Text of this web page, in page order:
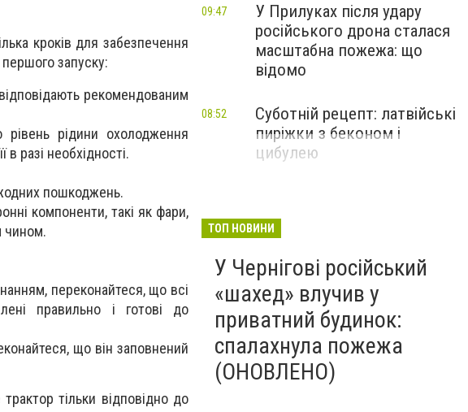
кроків для забезпечення
запуску:
рекомендованим
рівень рідини охолодження
разі необхідності.
пошкоджень.
компоненти, такі як фари,
чином.
переконайтеся, що всі
правильно і готові до
що він заповнений
тільки відповідно до
У Прилуках після удару
російського дрона сталася
масштабна пожежа: що
відомо
09:47
Суботній рецепт: латвійські
пиріжки з беконом і
цибулею
08:52
ТОП НОВИНИ
У Чернігові російський
«шахед» влучив у
приватний будинок:
спалахнула пожежа
(ОНОВЛЕНО)